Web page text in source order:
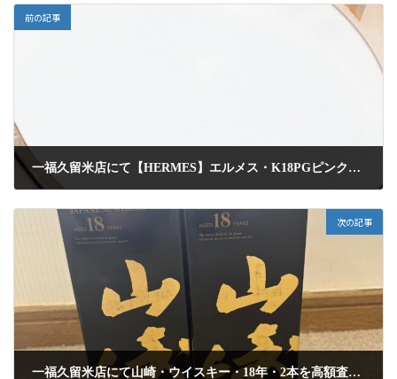
前の記事
一福久留米店にて【HERMES】エルメス・K18PGピンクゴールド・エヴァーヘラクレスリングを高額査定にて買取りしました
次の記事
一福久留米店にて山崎・ウイスキー・18年・2本を高額査定にて買取りしました